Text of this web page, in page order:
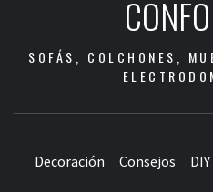
SOFÁS, COLCHONES,
Decoración Consejos DIY